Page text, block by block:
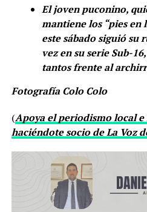
El joven puconino,
mantiene los “pies en
este sábado siguió su
vez en su serie Sub-
tantos frente al
Fotografía Colo Colo
(Apoya el periodismo local
haciéndote socio de La Voz